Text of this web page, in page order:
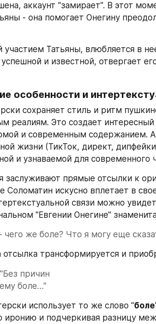
аккаунт "замирает". В этот
- она помогает Онегину
участием Татьяны, влюбляется в
и известной, отвергает
особенности и
сохраняет стиль и ритм
реалиям. Это создает
и современным содержанием.
жизни (ТикТок, директ,
и узнаваемой для современного
заслуживают прямые отсылки к
Соломатин искусно вплетает в
связи можно
"Евгении Онегине"
же боле? Что я могу еще
отсылка трансформируется и
причин
боле…"
использует то же слово "боле
иронию и подчеркивая разницу